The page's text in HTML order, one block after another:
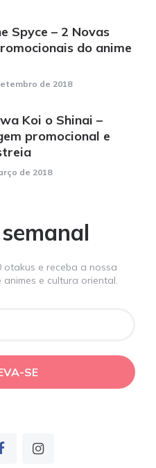
Spyce – 2 Novas
do anime
de 2018
Koi o Shinai –
promocional e
de 2018
otakus e receba a nossa
e cultura oriental.